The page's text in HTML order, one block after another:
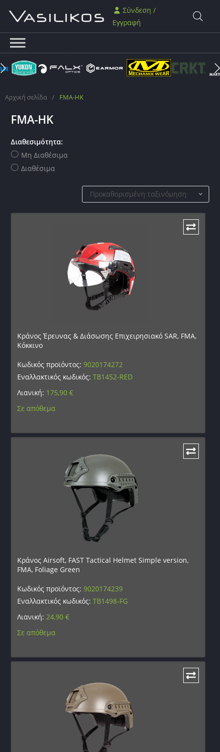
Σύνδεση /
Εγγραφή
Αρχική σελίδα / FMA-HK
FMA-HK
Διαθεσιμότητα:
Μη Διαθέσιμα
Διαθέσιμα
Προκαθορισμένη ταξινόμηση
Κράνος Έρευνας & Διάσωσης Επιχειρησιακό SAR, FMA,
Κόκκινο
Κωδικός προϊόντος:9020174272
Εναλλακτικός κωδικός:TB1452-RED
Λιανική: 175,90€
Σε απόθεμα
Κράνος Airsoft, FAST Tactical Helmet Simple version,
FMA, Foliage Green
Κωδικός προϊόντος:9020174239
Εναλλακτικός κωδικός:TB1498-FG
Λιανική:24,90€
Σε απόθεμα